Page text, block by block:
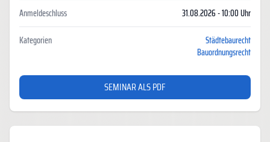
Anmeldeschluss 31.08.2026 - 10:00 Uhr
Kategorien
Städtebaurecht
Bauordnungsrecht
SEMINAR ALS PDF